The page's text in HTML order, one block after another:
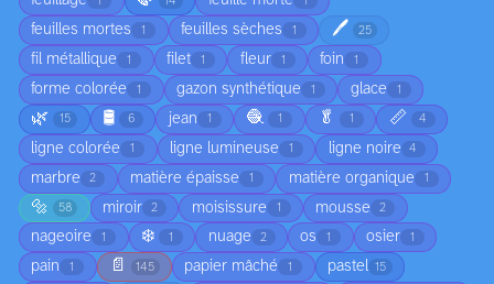
feuilles mortes 1 feuilles sèches 1 🖊️ 25
fil métallique 1 filet 1 fleur 1 foin 1
forme colorée 1 gazon synthétique 1 glace 1
🌿 15 🛢️ 6 jean 1 🧶 1 🥬 1 📏 4
ligne colorée 1 ligne lumineuse 1 ligne noire 4
marbre 2 matière épaisse 1 matière organique 1
🔩 58 miroir 2 moisissure 1 mousse 2
nageoire 1 ❄️ 1 nuage 2 os 1 osier 1
pain 1 📄 145 papier mâché 1 pastel 15